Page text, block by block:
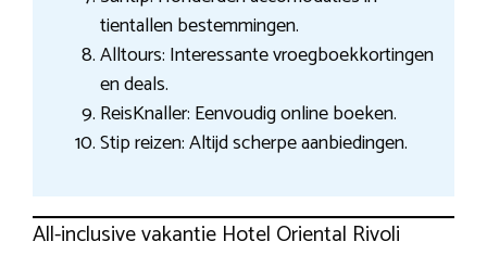
tientallen bestemmingen.
Alltours: Interessante vroegboekkortingen
en deals.
ReisKnaller: Eenvoudig online boeken.
Stip reizen: Altijd scherpe aanbiedingen.
All-inclusive vakantie Hotel Oriental Rivoli